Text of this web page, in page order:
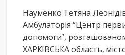
Науменко Тетяна
Амбулаторія “Центр
допомоги”,
ХАРКІВСЬКА область,